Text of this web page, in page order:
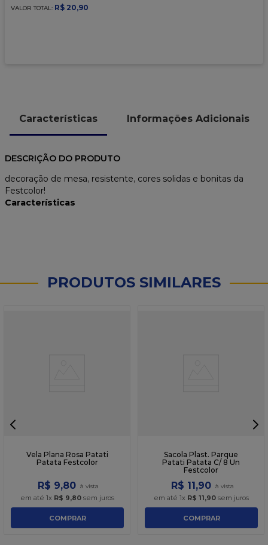
VALOR TOTAL: R$ 20,90
Características Informações Adicionais
DESCRIÇÃO DO PRODUTO
decoração de mesa, resistente, cores solidas e bonitas da
Festcolor!
Características
PRODUTOS SIMILARES
Vela Plana Rosa Patati
Patata Festcolor
R$ 9,80
em até 1x R$ 9,80sem juros
COMPRAR
Sacola Plast. Parque
Patati Patata C/ 8 Un
Festcolor
R$ 11 ,90
em até 1x R$ 11,90sem juros
COMPRAR
granulado